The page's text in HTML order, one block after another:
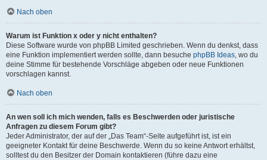
Nach oben
Warum ist Funktion x oder y nicht enthalten?
Diese Software wurde von phpBB Limited geschrieben. Wenn du denkst, dass
eine Funktion implementiert werden sollte, dann besuche phpBB Ideas, wo du
deine Stimme für bestehende Vorschläge abgeben oder neue Funktionen
vorschlagen kannst.
Nach oben
An wen soll ich mich wenden, falls es Beschwerden oder juristische
Anfragen zu diesem Forum gibt?
Jeder Administrator, der auf der „Das Team“-Seite aufgeführt ist, ist ein
geeigneter Kontakt für deine Beschwerde. Wenn du so keine Antwort erhältst,
solltest du den Besitzer der Domain kontaktieren (führe dazu eine